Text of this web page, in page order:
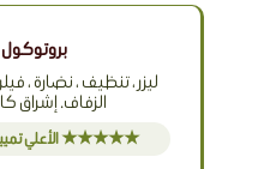
الزفاف. إشراق
★★★★★ الأعلي